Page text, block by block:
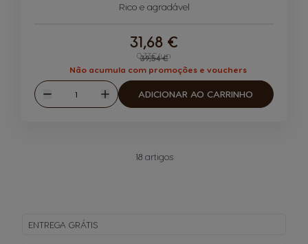
Rico e agradável
0,33€/unRegular Price
39,54 €
31,68 €
Não acumula com promoções e vouchers
Reduzir
Quantidade
Aumentar
ADICIONAR AO CARRINHO
18artigos
ENTREGA GRÁTIS